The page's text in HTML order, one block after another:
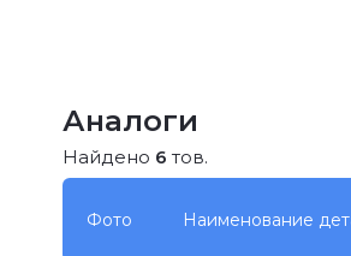
Аналоги
Найдено 6 тов.
Фото Наименование